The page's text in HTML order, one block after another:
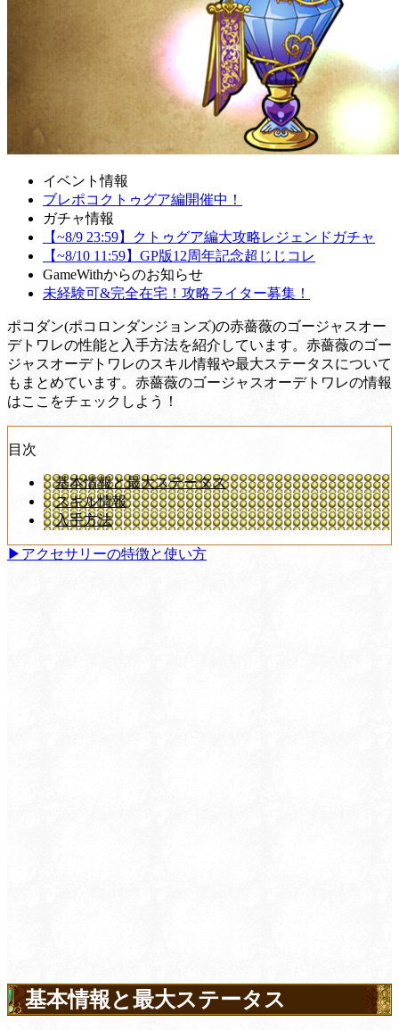
イベント情報
ブレポコクトゥグア編開催中！
ガチャ情報
【~8/9 23:59】クトゥグア編大攻略レジェンドガチャ
【~8/10 11:59】GP版12周年記念超じじコレ
GameWithからのお知らせ
未経験可&完全在宅！攻略ライター募集！
ポコダン(ポコロンダンジョンズ)の赤薔薇のゴージャスオー
デトワレの性能と入手方法を紹介しています。赤薔薇のゴー
ジャスオーデトワレのスキル情報や最大ステータスについて
もまとめています。赤薔薇のゴージャスオーデトワレの情報
はここをチェックしよう！
目次
基本情報と最大ステータス
スキル情報
入手方法
▶アクセサリーの特徴と使い方
基本情報と最大ステータス